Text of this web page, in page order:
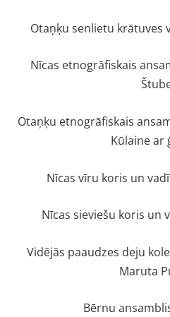
Otaņķu senlietu krātuves
Nīcas etnogrāfiskais
Otaņķu etnogrāfiskais
Kūlaine ar
Nīcas vīru koris un
Nīcas sieviešu koris un
Vidējās paaudzes deju
Maruta
Bērnu